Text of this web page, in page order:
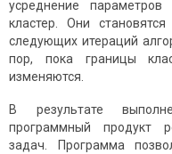
усреднение
кластер. Они
следующих итераций
пор, пока границы
изменяются.
В результате
программный продукт
задач. Программа